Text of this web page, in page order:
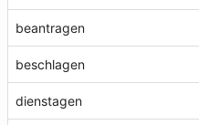
beantragen
beschlagen
dienstagen